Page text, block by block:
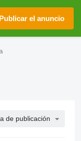
Publicar el anuncio
de publicación